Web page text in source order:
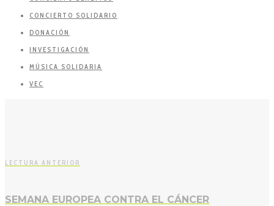
CONCIERTO SOLIDARIO
DONACIÓN
INVESTIGACIÓN
MÚSICA SOLIDARIA
VEC
LECTURA ANTERIOR
SEMANA EUROPEA CONTRA EL CÁNCER